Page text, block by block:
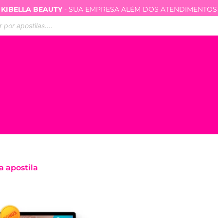
KIBELLA BEAUTY- SUA EMPRESA ALÉM DOS ATENDIMENTOS
apostila